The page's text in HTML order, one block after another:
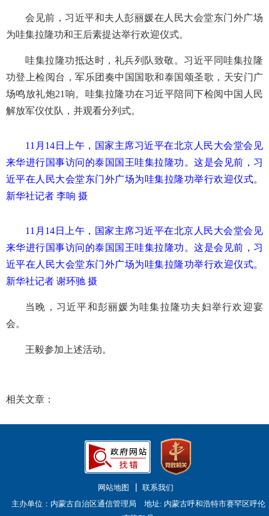
会见前，习近平和夫人彭丽媛在人民大会堂东门外广场
为哇集拉隆功和王后素提达举行欢迎仪式。
哇集拉隆功抵达时，礼兵列队致敬。习近平同哇集拉隆
功登上检阅台，军乐团奏中国国歌和泰国颂圣歌，天安门广
场鸣放礼炮21响。哇集拉隆功在习近平陪同下检阅中国人民
解放军仪仗队，并观看分列式。
11月14日上午，国家主席习近平在北京人民大会堂会见
来华进行国事访问的泰国国王哇集拉隆功。这是会见前，习
近平在人民大会堂东门外广场为哇集拉隆功举行欢迎仪式。
新华社记者 李响 摄
11月14日上午，国家主席习近平在北京人民大会堂会见
来华进行国事访问的泰国国王哇集拉隆功。这是会见前，习
近平在人民大会堂东门外广场为哇集拉隆功举行欢迎仪式。
新华社记者 谢环驰 摄
当晚，习近平和彭丽媛为哇集拉隆功夫妇举行欢迎宴
会。
王毅参加上述活动。
相关文章：
网站地图
联系我们
主办单位：内蒙古自治区通信管理局 地址: 内蒙古呼和浩特市赛罕区呼伦